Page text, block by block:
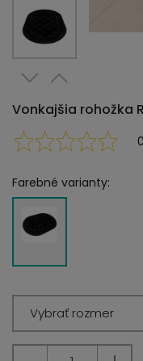
Vonkajšia rohožka
Farebné varianty:
Vybrať rozmer